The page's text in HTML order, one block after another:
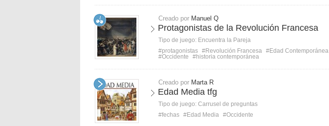
Creado por Manuel Q
Protagonistas de la Revolución Francesa
Tipo de juego: Encuentra la Pareja
#protagonistas #Revolución Francesa #Edad Contemporánea
#Occidente
#historia contemporánea
Creado por Marta R
Edad Media tfg
Tipo de juego: Carrusel de preguntas
#fechas #Edad Media #Occidente